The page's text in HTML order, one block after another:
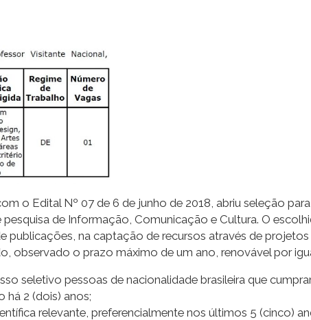
o Edital Nº 07 de 6 de junho de 2018, abriu seleção
de Informação, Comunicação e Cultura. O
publicações, na captação de recursos através de
observado o prazo máximo de um ano, renovável por
seletivo pessoas de nacionalidade brasileira que
há 2 (dois) anos;
relevante, preferencialmente nos últimos 5 (cinco)